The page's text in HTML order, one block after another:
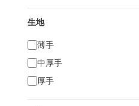
生地
薄手
中厚手
厚手